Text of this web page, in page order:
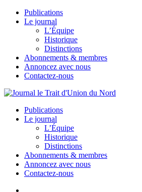
Publications
Le journal
L’Équipe
Historique
Distinctions
Abonnements & membres
Annoncez avec nous
Contactez-nous
Publications
Le journal
L’Équipe
Historique
Distinctions
Abonnements & membres
Annoncez avec nous
Contactez-nous